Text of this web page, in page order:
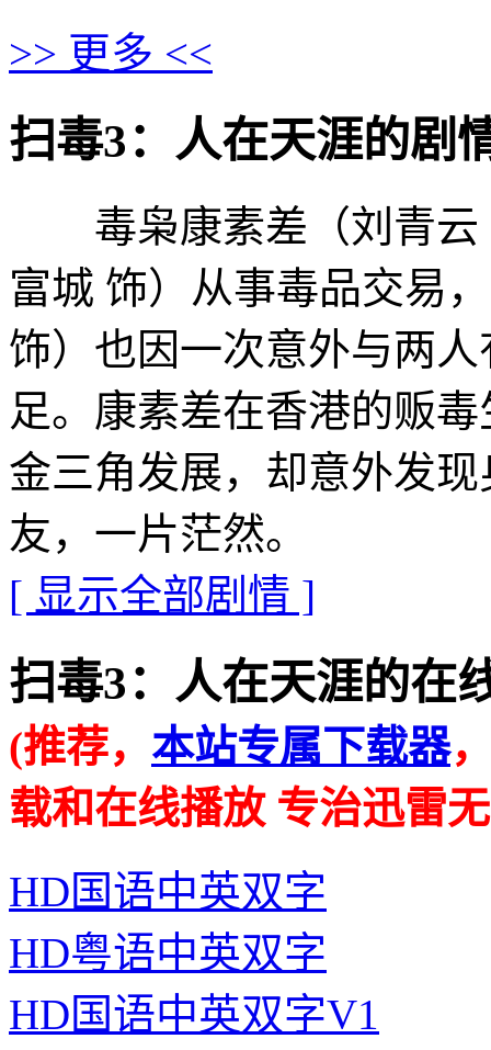
>> 更多 <<
扫毒3：人在天涯的剧情
毒枭康素差（刘青云
富城 饰）从事毒品交易
饰）也因一次意外与两
足。康素差在香港的贩
金三角发展，却意外发
友，一片茫然。
[ 显示全部剧情 ]
扫毒3：人在天涯的在线
(推荐， 本站专属下载器
载和在线播放 专治迅雷
HD国语中英双字
HD粤语中英双字
HD国语中英双字V1